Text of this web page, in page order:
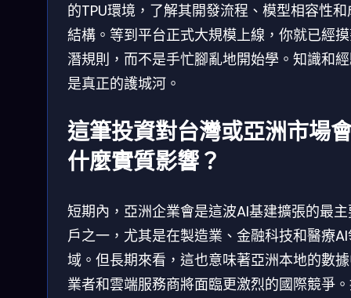
的TPU環境，了解其開發流程、模型相容性
結構。等到平台正式大規模上線，你就已經
潛規則，而不是手忙腳亂地開始學。知識和
是真正的護城河。
這筆投資對台灣或亞洲市場
什麼實質影響？
短期內，亞洲企業會是這波AI基建擴張的最
戶之一，尤其是在製造業、金融科技和醫療
域。但長期來看，這也意味著亞洲本地的數
業者和雲端服務商將面臨更激烈的國際競爭